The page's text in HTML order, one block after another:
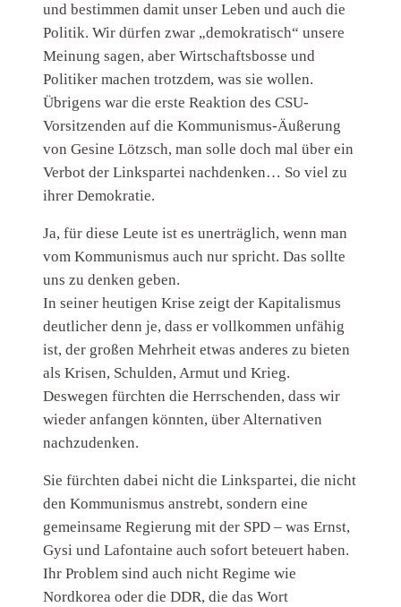
und bestimmen damit unser Leben und auch die
Politik. Wir dürfen zwar „demokratisch“ unsere
Meinung sagen, aber Wirtschaftsbosse und
Politiker machen trotzdem, was sie wollen.
Übrigens war die erste Reaktion des CSU-
Vorsitzenden auf die Kommunismus-Äußerung
von Gesine Lötzsch, man solle doch mal über ein
Verbot der Linkspartei nachdenken… So viel zu
ihrer Demokratie.
Ja, für diese Leute ist es unerträglich, wenn man
vom Kommunismus auch nur spricht. Das sollte
uns zu denken geben.
In seiner heutigen Krise zeigt der Kapitalismus
deutlicher denn je, dass er vollkommen unfähig
ist, der großen Mehrheit etwas anderes zu bieten
als Krisen, Schulden, Armut und Krieg.
Deswegen fürchten die Herrschenden, dass wir
wieder anfangen könnten, über Alternativen
nachzudenken.
Sie fürchten dabei nicht die Linkspartei, die nicht
den Kommunismus anstrebt, sondern eine
gemeinsame Regierung mit der SPD – was Ernst,
Gysi und Lafontaine auch sofort beteuert haben.
Ihr Problem sind auch nicht Regime wie
Nordkorea oder die DDR, die das Wort